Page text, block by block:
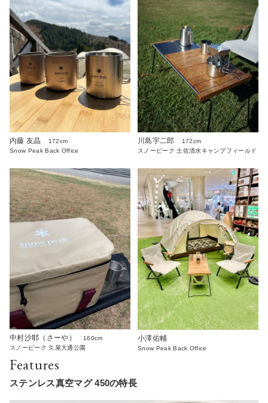
内藤 友晶
172cm
Snow Peak Back Office
川島宇二郎
172cm
スノーピーク 土佐清水キャンプフィールド
中村沙耶（さーや）
160cm
スノーピーク 久屋大通公園
小澤佑輔
Snow Peak Back Office
Features
ステンレス真空マグ 450の特長